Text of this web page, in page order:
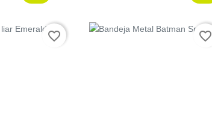
favorite_border Preço favorite_border